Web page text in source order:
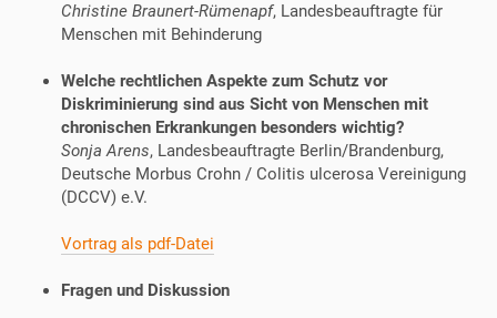
Christine Braunert-Rümenapf, Landesbeauftragte für
Menschen mit Behinderung
Welche rechtlichen Aspekte zum Schutz vor
Diskriminierung sind aus Sicht von Menschen mit
chronischen Erkrankungen besonders wichtig?
Sonja Arens, Landesbeauftragte Berlin/Brandenburg,
Deutsche Morbus Crohn / Colitis ulcerosa Vereinigung
(DCCV) e.V.
Vortrag als pdf-Datei
Fragen und Diskussion